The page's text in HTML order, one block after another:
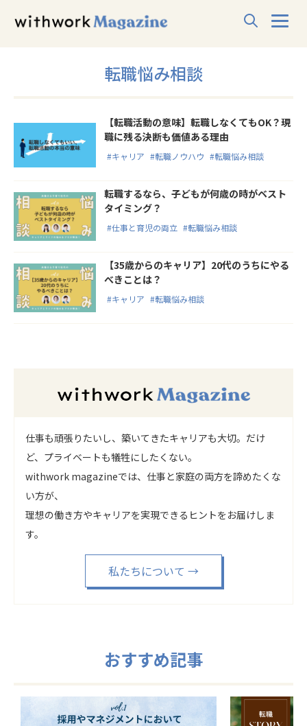
転職悩み相談
【転職活動の意味】転職しなくてもOK？現
職に残る決断も価値ある理由
#キャリア #転職ノウハウ #転職悩み相談
転職するなら、子どもが何歳の時がベスト
タイミング？
#仕事と育児の両立 #転職悩み相談
【35歳からのキャリア】20代のうちにやる
べきことは？
#キャリア #転職悩み相談
仕事も頑張りたいし、築いてきたキャリアも大切。だけ
ど、プライベートも犠牲にしたくない。
withwork magazineでは、仕事と家庭の両方を諦めたくな
い方が、
理想の働き方やキャリアを実現できるヒントをお届けしま
す。
私たちについて →
おすすめ記事